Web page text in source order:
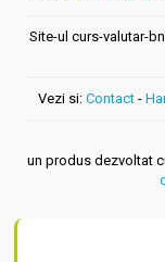
Site-ul curs-valutar-
Vezi si: Contact -
un produs dezvoltat